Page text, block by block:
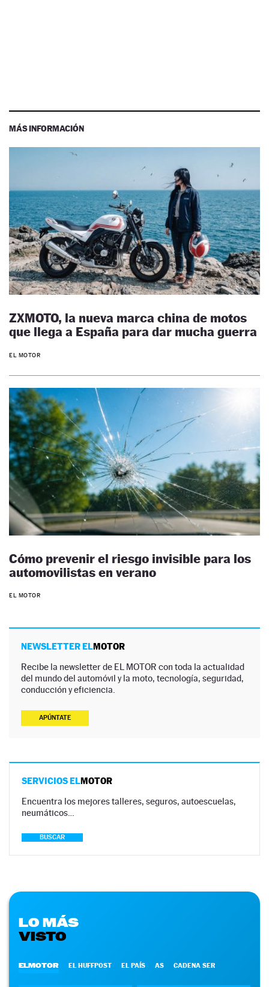
MÁS INFORMACIÓN
ZXMOTO, la nueva marca china de motos
que llega a España para dar mucha guerra
EL MOTOR
Cómo prevenir el riesgo invisible para los
automovilistas en verano
EL MOTOR
NEWSLETTER ELMOTOR
Recibe la newsletter de EL MOTOR con toda la actualidad
del mundo del automóvil y la moto, tecnología, seguridad,
conducción y eficiencia.
APÚNTATE
SERVICIOS ELMOTOR
Encuentra los mejores talleres, seguros, autoescuelas,
neumáticos…
BUSCAR
LO MÁS
VISTO
ELMOTOR EL HUFFPOST EL PAÍS AS CADENA SER